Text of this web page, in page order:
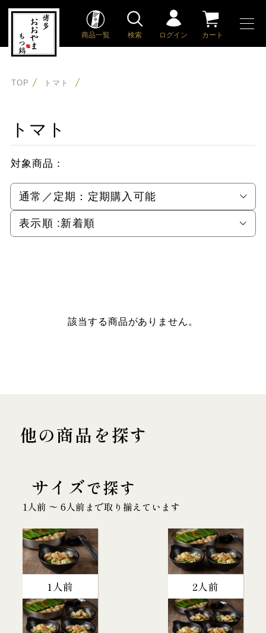
商品一覧 検索 ログイン カート
TOP トマト
トマト
対象商品：
通常／定期： 定期購入可能
表示順 :新着順
該当する商品がありません。
他の商品を探す
サイズで探す
1人前 〜 6人前まで取り揃えています
1人前 2人前